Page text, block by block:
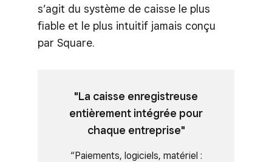
s’agit du système de caisse le plus
fiable et le plus intuitif jamais conçu
par Square.
"La caisse enregistreuse
entièrement intégrée pour
chaque entreprise"
“Paiements, logiciels, matériel :